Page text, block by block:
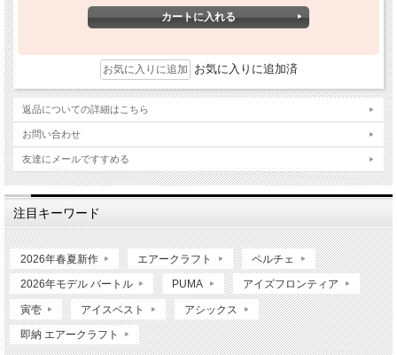
お気に入りに追加済
返品についての詳細はこちら
お問い合わせ
友達にメールですすめる
注目キーワード
2026年春夏新作 エアークラフト ペルチェ
2026年モデル バートル PUMA アイズフロンティア
寅壱 アイスベスト アシックス
即納 エアークラフト